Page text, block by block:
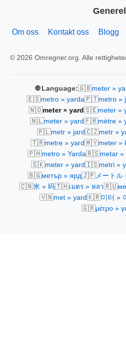
Om oss Kontakt oss Blogg
© 2026 Omregner.org. Alle
🌐 Language:🇬🇧meter »
🇪🇸metro » yarda🇵🇹metro »
🇳🇴meter » yard 🇸🇪meter »
🇳🇱meter » yard🇫🇷mètre »
🇵🇱metr » jard🇨🇿metr »
🇹🇷metre » yard🇲🇾meter »
🇵🇭metro » Yarda🇷🇸metar »
🇸🇰meter » yard🇮🇸metri »
🇧🇬метър » ярд🇯🇵メートル
🇨🇳米 » 码🇹🇭เมตร » หลา🇷🇺
🇻🇳met » yard🇰🇷미터 »
🇬🇷μέτρο »